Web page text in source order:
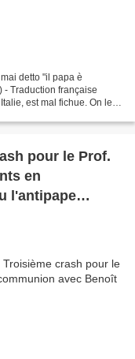
detto "il papa è
- Traduction française
est mal fichue. On le
pour le Prof.
en
l'antipape